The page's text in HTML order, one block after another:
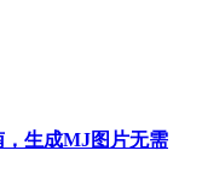
生成MJ图片无需